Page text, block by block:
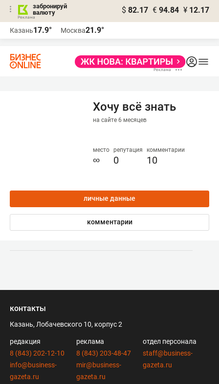
забронируй
валюту
$ 82.17 € 94.84 ¥ 12.17
Казань17.9° Москва21.9°
Хочу всё знать
на сайте 6 месяцев
место
∞
репутация
0
комментарии
10
личные данные
комментарии
контакты
Казань, Лобачевского 10, корпус 2
редакция
8 (843) 202-12-10
info@business-
gazeta.ru
реклама
8 (843) 203-48-47
mir@business-
gazeta.ru
отдел персонала
staff@business-
gazeta.ru